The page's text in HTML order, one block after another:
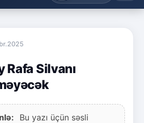
Rafa Silvanı
Bu yazı üçün səsli